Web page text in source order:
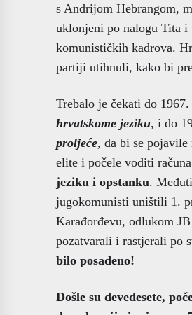
s Andrijom Hebrangom,
uklonjeni po nalogu Tita i
komunističkih kadrova.
partiji utihnuli, kako bi
Trebalo je čekati do 1967.
hrvatskome jeziku, i do
proljeće, da bi se pojavile
elite i počele voditi
jeziku i opstanku.
jugokomunisti uništili 1.
Karađorđevu, odlukom
pozatvarali i rastjerali po
bilo posađeno!
Došle su devedesete,